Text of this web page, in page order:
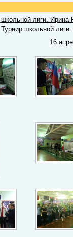
школьной лиги. Ирина
Турнир школьной
16